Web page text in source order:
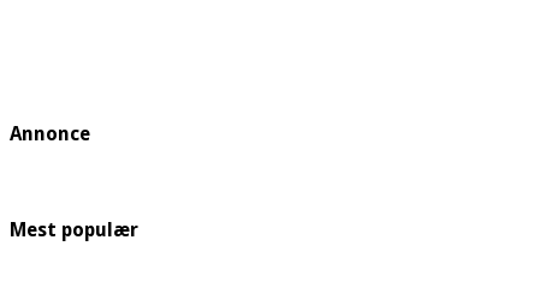
Annonce
Mest populær